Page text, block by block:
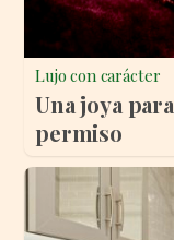
Lujo con carácter
Una joya
permiso